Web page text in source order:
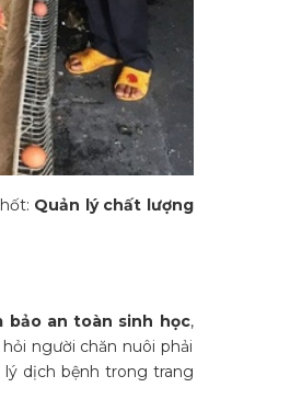
Quản lý chất lượng
bảo an toàn sinh học,
người chăn nuôi phải
dịch bệnh trong trang